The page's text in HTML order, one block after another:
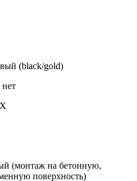
(black/gold)
(монтаж на бетонную,
поверхность)